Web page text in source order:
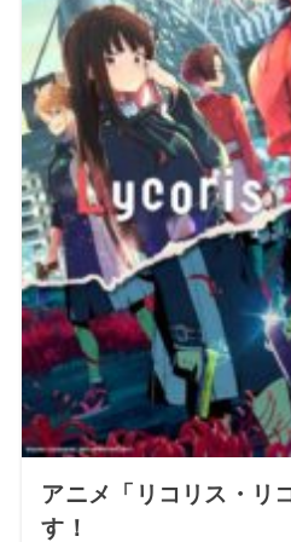
アニメ「リコリス・リ
す！